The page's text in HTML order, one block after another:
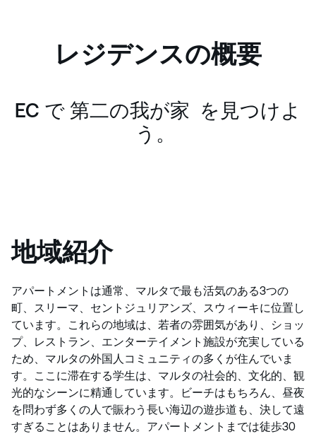
レジデンスの概要
EC で 第二の我が家 を見つけよ
う。
地域紹介
アパートメントは通常、マルタで最も活気のある3つの
町、スリーマ、セントジュリアンズ、スウィーキに位置し
ています。これらの地域は、若者の雰囲気があり、ショッ
プ、レストラン、エンターテイメント施設が充実している
ため、マルタの外国人コミュニティの多くが住んでいま
す。ここに滞在する学生は、マルタの社会的、文化的、観
光的なシーンに精通しています。ビーチはもちろん、昼夜
を問わず多くの人で賑わう長い海辺の遊歩道も、決して遠
すぎることはありません。アパートメントまでは徒歩30